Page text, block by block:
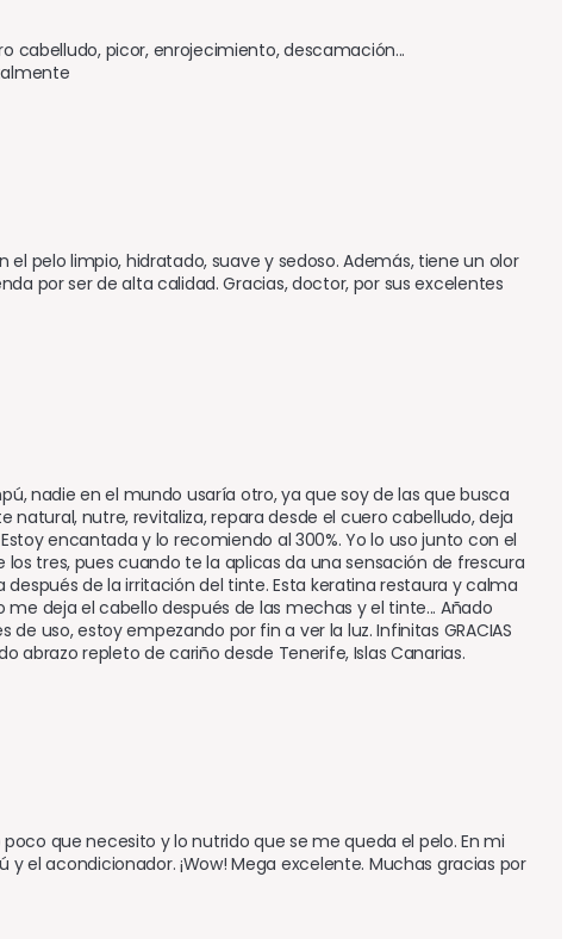
cabelludo, picor, enrojecimiento, descamación...
pelo limpio, hidratado, suave y sedoso. Además, tiene un olor
por ser de alta calidad. Gracias, doctor, por sus excelentes
nadie en el mundo usaría otro, ya que soy de las que busca
nutre, revitaliza, repara desde el cuero cabelludo, deja
encantada y lo recomiendo al 300%. Yo lo uso junto con el
los tres, pues cuando te la aplicas da una sensación de frescura
de la irritación del tinte. Esta keratina restaura y calma
deja el cabello después de las mechas y el tinte... Añado
uso, estoy empezando por fin a ver la luz. Infinitas GRACIAS
abrazo repleto de cariño desde Tenerife, Islas Canarias.
que necesito y lo nutrido que se me queda el pelo. En mi
el acondicionador. ¡Wow! Mega excelente. Muchas gracias por